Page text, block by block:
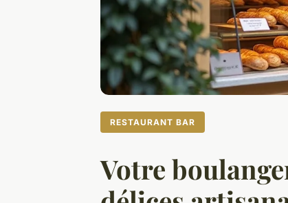
RESTAURANT BAR
Votre